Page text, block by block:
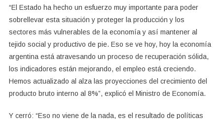
“El Estado ha hecho un esfuerzo muy importante para poder
sobrellevar esta situación y proteger la producción y los
sectores más vulnerables de la economía y así mantener al
tejido social y productivo de pie. Eso se ve hoy, hoy la economía
argentina está atravesando un proceso de recuperación sólida,
los indicadores están mejorando, el empleo está creciendo.
Hemos actualizado al alza las proyecciones del crecimiento del
producto bruto interno al 8%”, explicó el Ministro de Economía.
Y cerró: “Eso no viene de la nada, es el resultado de políticas